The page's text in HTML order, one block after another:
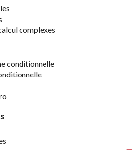
complexes
conditionnelle